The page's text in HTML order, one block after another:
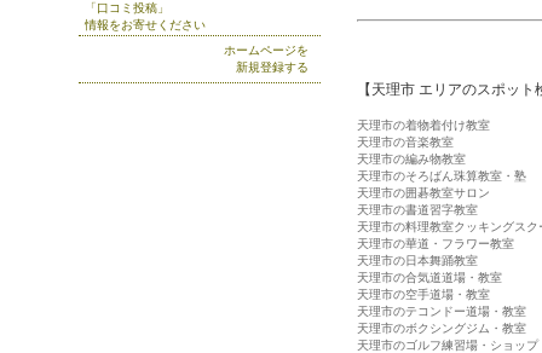
【天理市 エリアのスポット
天理市の着物着付け教室
天理市の音楽教室
天理市の編み物教室
天理市のそろばん珠算教室・塾
天理市の囲碁教室サロン
天理市の書道習字教室
天理市の料理教室クッキングスク
天理市の華道・フラワー教室
天理市の日本舞踊教室
天理市の合気道道場・教室
天理市の空手道場・教室
天理市のテコンドー道場・教室
天理市のボクシングジム・教室
天理市のゴルフ練習場・ショップ
「口コミ投稿」
情報をお寄せください
ホームページを
新規登録する